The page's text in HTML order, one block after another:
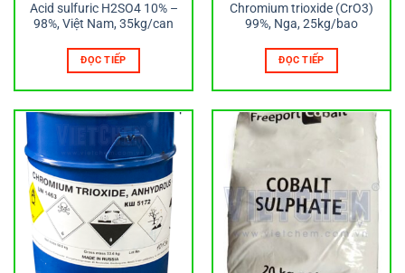
Acid sulfuric H2SO4 10% –
98%, Việt Nam, 35kg/can
ĐỌC TIẾP
Chromium trioxide (CrO3)
99%, Nga, 25kg/bao
ĐỌC TIẾP